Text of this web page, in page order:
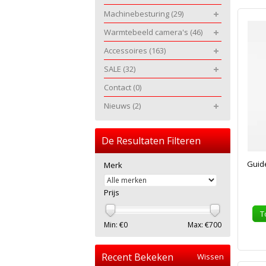
Machinebesturing (29)
Warmtebeeld camera's (46)
Accessoires (163)
SALE (32)
Contact (0)
Nieuws (2)
De Resultaten Filteren
Merk
Prijs
Min: €0 Max: €700
Recent Bekeken Wissen